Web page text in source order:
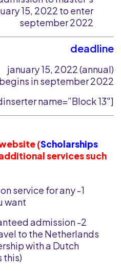
15, 2022 to enter
september 2022
deadline
january 15, 2022 (annual)
in september 2022
[adinserter name=”Block 13″]
(Scholarships
services such
service for any
want
admission
to the Netherlands
with a Dutch
this)